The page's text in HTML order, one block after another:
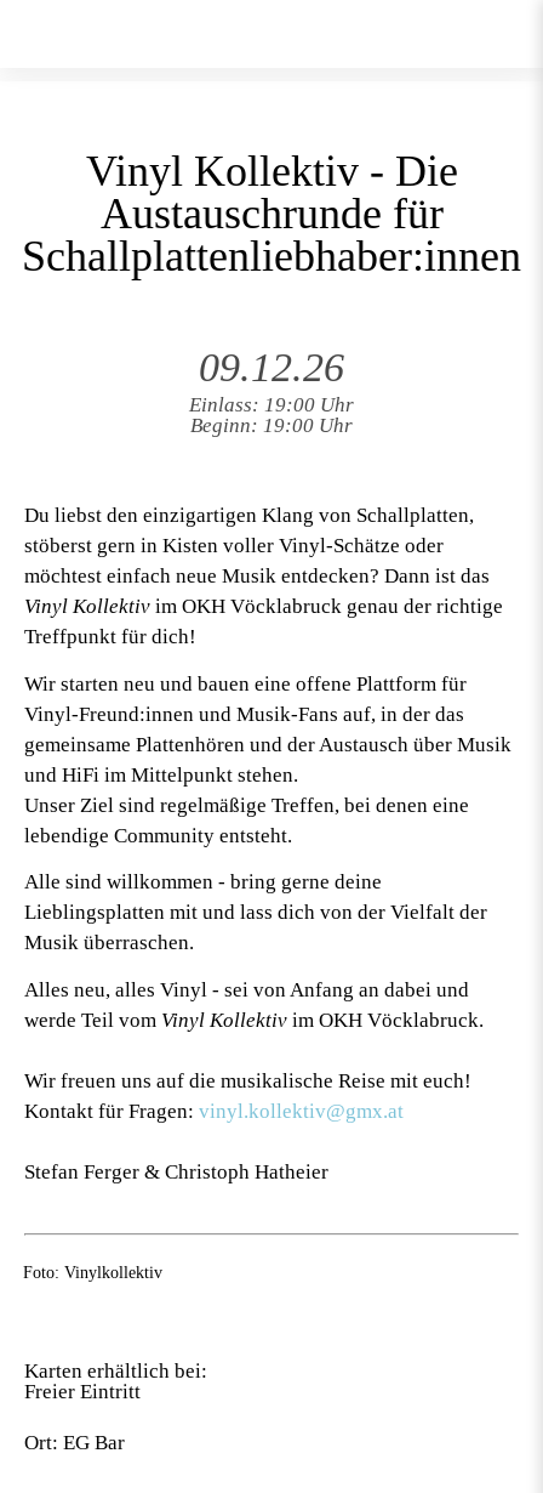
Vinyl Kollektiv - Die
Austauschrunde für
Schallplattenliebhaber:innen
09.12.26
Einlass: 19:00 Uhr
Beginn: 19:00 Uhr
Du liebst den einzigartigen Klang von Schallplatten,
stöberst gern in Kisten voller Vinyl-Schätze oder
möchtest einfach neue Musik entdecken? Dann ist das
Vinyl Kollektiv im OKH Vöcklabruck genau der richtige
Treffpunkt für dich!
Wir starten neu und bauen eine offene Plattform für
Vinyl-Freund:innen und Musik-Fans auf, in der das
gemeinsame Plattenhören und der Austausch über Musik
und HiFi im Mittelpunkt stehen.
Unser Ziel sind regelmäßige Treffen, bei denen eine
lebendige Community entsteht.
Alle sind willkommen - bring gerne deine
Lieblingsplatten mit und lass dich von der Vielfalt der
Musik überraschen.
Alles neu, alles Vinyl - sei von Anfang an dabei und
werde Teil vom Vinyl Kollektiv im OKH Vöcklabruck.
Wir freuen uns auf die musikalische Reise mit euch!
Kontakt für Fragen: vinyl.kollektiv@gmx.at
Stefan Ferger & Christoph Hatheier
Foto: Vinylkollektiv
Karten erhältlich bei:
Freier Eintritt
Ort: EG Bar